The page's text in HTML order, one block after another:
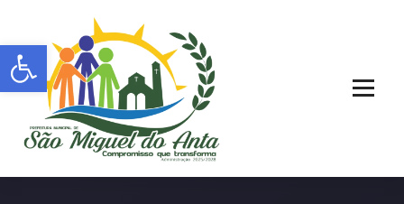
Barra de Ferramentas Aberta
o
conteúdo